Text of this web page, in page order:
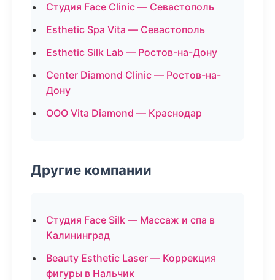
Студия Face Clinic — Севастополь
Esthetic Spa Vita — Севастополь
Esthetic Silk Lab — Ростов-на-Дону
Center Diamond Clinic — Ростов-на-
Дону
ООО Vita Diamond — Краснодар
Другие компании
Студия Face Silk — Массаж и спа в
Калининград
Beauty Esthetic Laser — Коррекция
фигуры в Нальчик